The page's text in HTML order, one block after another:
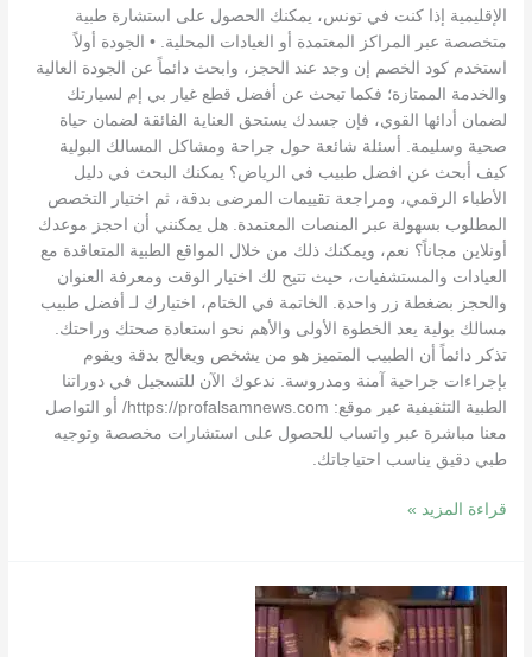
الإقليمية إذا كنت في تونس، يمكنك الحصول على استشارة طبية
متخصصة عبر المراكز المعتمدة أو العيادات المحلية. • الجودة أولاً
استخدم كود الخصم إن وجد عند الحجز، وابحث دائماً عن الجودة العالية
والخدمة الممتازة؛ فكما تبحث عن أفضل قطع غيار بي إم لسيارتك
لضمان أدائها القوي، فإن جسدك يستحق العناية الفائقة لضمان حياة
صحية وسليمة. أسئلة شائعة حول جراحة ومشاكل المسالك البولية
كيف أبحث عن افضل طبيب في الرياض؟ يمكنك البحث في دليل
الأطباء الرقمي، ومراجعة تقييمات المرضى بدقة، ثم اختيار التخصص
المطلوب بسهولة عبر المنصات المعتمدة. هل يمكنني أن احجز موعدك
أونلاين مجاناً؟ نعم، ويمكنك ذلك من خلال المواقع الطبية المتعاقدة مع
العيادات والمستشفيات، حيث تتيح لك اختيار الوقت ومعرفة العنوان
والحجز بضغطة زر واحدة. الخاتمة في الختام، اختيارك لـ أفضل طبيب
مسالك بولية يعد الخطوة الأولى والأهم نحو استعادة صحتك وراحتك.
تذكر دائماً أن الطبيب المتميز هو من يشخص ويعالج بدقة ويقوم
بإجراءات جراحية آمنة ومدروسة. ندعوك الآن للتسجيل في دوراتنا
الطبية التثقيفية عبر موقع: https://profalsamnews.com/ أو التواصل
معنا مباشرة عبر واتساب للحصول على استشارات مخصصة وتوجيه
طبي دقيق يناسب احتياجاتك.
قراءة المزيد »
أفضل
جراح
مسالك